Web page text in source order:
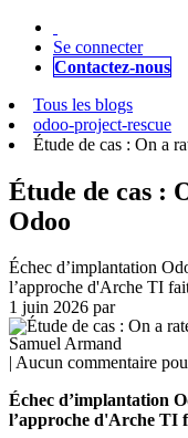
Se connecter
Contactez-nous
Tous les blogs
odoo-project-rescue
Étude de cas : On a
Étude de cas :
Odoo
Échec d’implantation
l’approche d'Arche TI
1 juin 2026 par
Samuel Armand
| Aucun commentaire
Échec d’implantation
l’approche d'Arche TI